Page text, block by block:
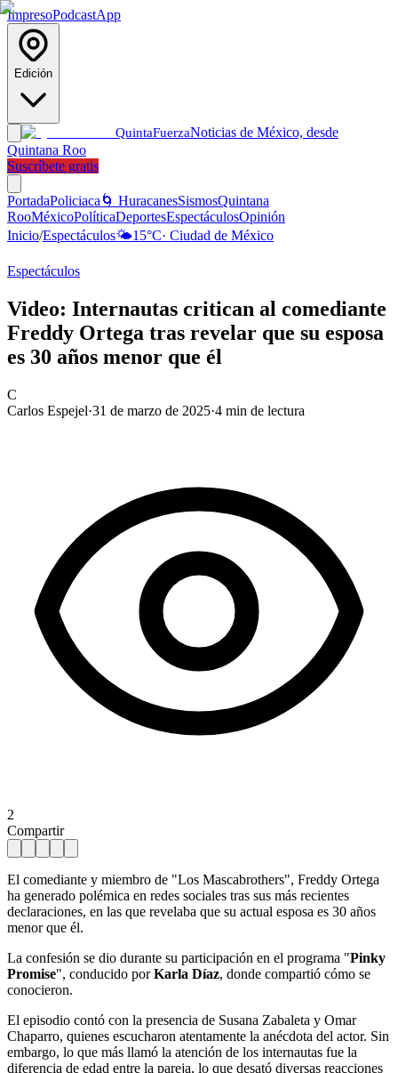
ImpresoPodcastApp
Edición
QuintaFuerzaNoticias de México, desde
Quintana Roo
Suscríbete gratis
PortadaPoliciaca 🌀 HuracanesSismosQuintana
RooMéxicoPolíticaDeportesEspectáculosOpinión
Inicio/Espectáculos🌤️15°C· Ciudad de México
Espectáculos
Video: Internautas critican al comediante
Freddy Ortega tras revelar que su esposa
es 30 años menor que él
C
Carlos Espejel·31 de marzo de 2025·4 min de lectura
2
Compartir
El comediante y miembro de "Los Mascabrothers", Freddy Ortega
ha generado polémica en redes sociales tras sus más recientes
declaraciones, en las que revelaba que su actual esposa es 30 años
menor que él.
La confesión se dio durante su participación en el programa "Pinky
Promise", conducido porKarla Díaz, donde compartió cómo se
conocieron.
El episodio contó con la presencia de Susana Zabaleta y Omar
Chaparro, quienes escucharon atentamente la anécdota del actor. Sin
embargo, lo que más llamó la atención de los internautas fue la
diferencia de edad entre la pareja, lo que desató diversas reacciones